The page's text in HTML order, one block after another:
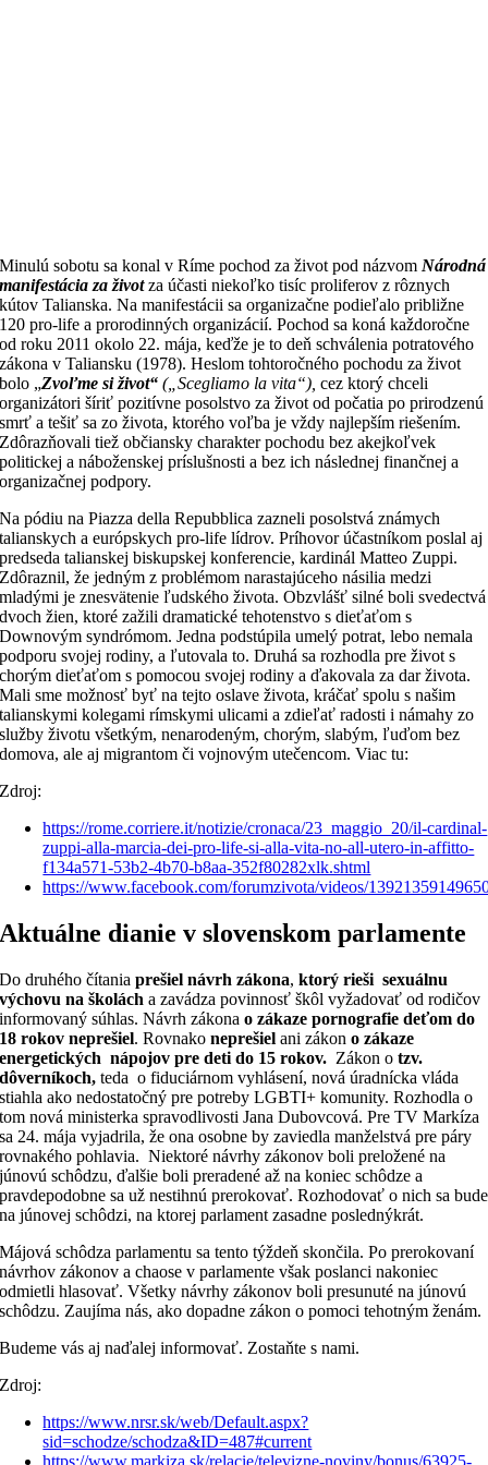
Minulú sobotu sa konal v Ríme pochod za život pod názvomNárodná
manifestácia za životza účasti niekoľko tisíc proliferov z rôznych
kútov Talianska. Na manifestácii sa organizačne podieľalo približne
120 pro-life a prorodinných organizácií. Pochod sa koná každoročne
od roku 2011 okolo 22. mája, keďže je to deň schválenia potratového
zákona v Taliansku (1978). Heslom tohtoročného pochodu za život
bolo „Zvoľme si život“ („Scegliamo la vita“),cez ktorý chceli
organizátori šíriť pozitívne posolstvo za život od počatia po prirodzenú
smrť a tešiť sa zo života, ktorého voľba je vždy najlepším riešením.
Zdôrazňovali tiež občiansky charakter pochodu bez akejkoľvek
politickej a náboženskej príslušnosti a bez ich následnej finančnej a
organizačnej podpory.
Na pódiu na Piazza della Repubblica zazneli posolstvá známych
talianskych a európskych pro-life lídrov. Príhovor účastníkom poslal aj
predseda talianskej biskupskej konferencie, kardinál Matteo Zuppi.
Zdôraznil, že jedným z problémom narastajúceho násilia medzi
mladými je znesvätenie ľudského života. Obzvlášť silné boli svedectvá
dvoch žien, ktoré zažili dramatické tehotenstvo s dieťaťom s
Downovým syndrómom. Jedna podstúpila umelý potrat, lebo nemala
podporu svojej rodiny, a ľutovala to. Druhá sa rozhodla pre život s
chorým dieťaťom s pomocou svojej rodiny a ďakovala za dar života.
Mali sme možnosť byť na tejto oslave života, kráčať spolu s našim
talianskymi kolegami rímskymi ulicami a zdieľať radosti i námahy zo
služby životu všetkým, nenarodeným, chorým, slabým, ľuďom bez
domova, ale aj migrantom či vojnovým utečencom. Viac tu:
Zdroj:
https://rome.corriere.it/notizie/cronaca/23_maggio_20/il-cardinal-
zuppi-alla-marcia-dei-pro-life-si-alla-vita-no-all-utero-in-affitto-
f134a571-53b2-4b70-b8aa-352f80282xlk.shtml
https://www.facebook.com/forumzivota/videos/
Aktuálne dianie v slovenskom parlamente
Do druhého čítaniaprešiel návrh zákona,ktorý rieši sexuálnu
výchovu na školách a zavádza povinnosť škôl vyžadovať od rodičov
informovaný súhlas. Návrh zákonao zákaze pornografie deťom do
18 rokov neprešiel. Rovnakoneprešielani zákon o zákaze
energetických nápojov pre deti do 15 rokov. Zákon otzv.
dôverníkoch,teda o fiduciárnom vyhlásení, nová úradnícka vláda
stiahla ako nedostatočný pre potreby LGBTI+ komunity. Rozhodla o
tom nová ministerka spravodlivosti Jana Dubovcová. Pre TV Markíza
sa 24. mája vyjadrila, že ona osobne by zaviedla manželstvá pre páry
rovnakého pohlavia. Niektoré návrhy zákonov boli preložené na
júnovú schôdzu, ďalšie boli preradené až na koniec schôdze a
pravdepodobne sa už nestihnú prerokovať. Rozhodovať o nich sa bude
na júnovej schôdzi, na ktorej parlament zasadne poslednýkrát.
Májová schôdza parlamentu sa tento týždeň skončila. Po prerokovaní
návrhov zákonov a chaose v parlamente však poslanci nakoniec
odmietli hlasovať. Všetky návrhy zákonov boli presunuté na júnovú
schôdzu. Zaujíma nás, ako dopadne zákon o pomoci tehotným ženám.
Budeme vás aj naďalej informovať. Zostaňte s nami.
Zdroj:
https://www.nrsr.sk/web/Default.aspx?
sid=schodze/schodza&ID=487#current